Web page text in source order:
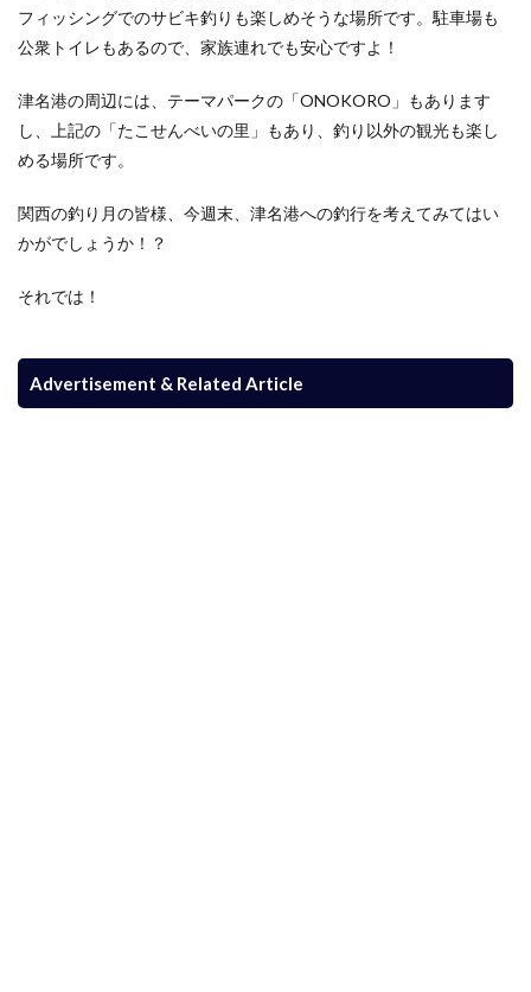
フィッシングでのサビキ釣りも楽しめそうな場所です。駐車場も
公衆トイレもあるので、家族連れでも安心ですよ！
津名港の周辺には、テーマパークの「ONOKORO」もあります
し、上記の「たこせんべいの里」もあり、釣り以外の観光も楽し
める場所です。
関西の釣り月の皆様、今週末、津名港への釣行を考えてみてはい
かがでしょうか！？
それでは！
Advertisement & Related Article